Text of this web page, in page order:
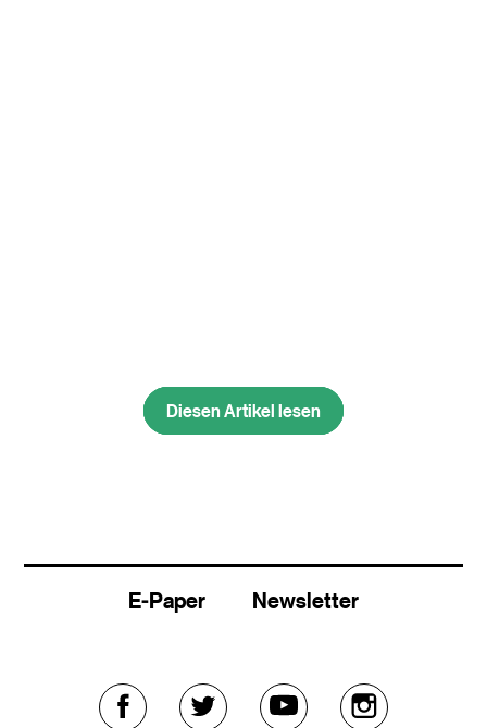
Diesen Artikel lesen
Diesen Artikel lesen
E-Paper Newsletter